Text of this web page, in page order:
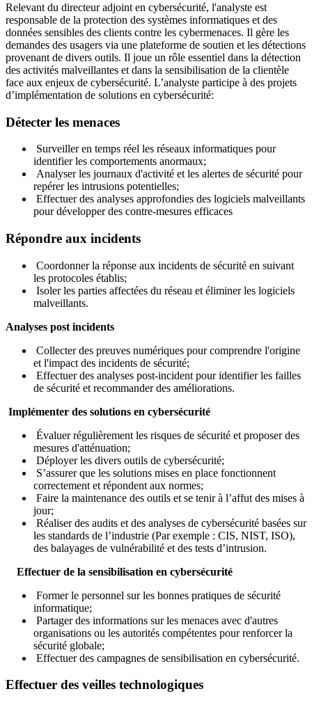
Relevant du directeur adjoint en cybersécurité, l'analyste est
responsable de la protection des systèmes informatiques et des
données sensibles des clients contre les cybermenaces. Il gère les
demandes des usagers via une plateforme de soutien et les détections
provenant de divers outils. Il joue un rôle essentiel dans la détection
des activités malveillantes et dans la sensibilisation de la clientèle
face aux enjeux de cybersécurité. L’analyste participe à des projets
d’implémentation de solutions en cybersécurité:
Détecter les menaces
Surveiller en temps réel les réseaux informatiques pour
identifier les comportements anormaux;
Analyser les journaux d'activité et les alertes de sécurité pour
repérer les intrusions potentielles;
Effectuer des analyses approfondies des logiciels malveillants
pour développer des contre-mesures efficaces
Répondre aux incidents
Coordonner la réponse aux incidents de sécurité en suivant
les protocoles établis;
Isoler les parties affectées du réseau et éliminer les logiciels
malveillants.
Analyses post incidents
Collecter des preuves numériques pour comprendre l'origine
et l'impact des incidents de sécurité;
Effectuer des analyses post-incident pour identifier les failles
de sécurité et recommander des améliorations.
Implémenter des solutions en cybersécurité
Évaluer régulièrement les risques de sécurité et proposer des
mesures d'atténuation;
Déployer les divers outils de cybersécurité;
S’assurer que les solutions mises en place fonctionnent
correctement et répondent aux normes;
Faire la maintenance des outils et se tenir à l’affut des mises à
jour;
Réaliser des audits et des analyses de cybersécurité basées sur
les standards de l’industrie (Par exemple : CIS, NIST, ISO),
des balayages de vulnérabilité et des tests d’intrusion.
Effectuer de la sensibilisation en cybersécurité
Former le personnel sur les bonnes pratiques de sécurité
informatique;
Partager des informations sur les menaces avec d'autres
organisations ou les autorités compétentes pour renforcer la
sécurité globale;
Effectuer des campagnes de sensibilisation en cybersécurité.
Effectuer des veilles technologiques